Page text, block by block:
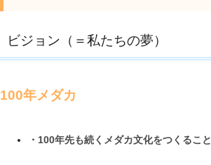
ビジョン（＝私たちの夢）
100年メダカ
・100年先も続くメダカ文化をつくること